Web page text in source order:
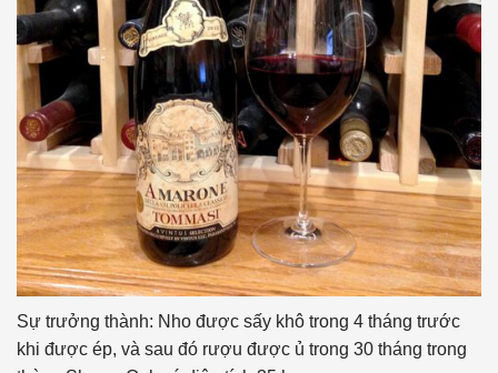
Sự trưởng thành: Nho được sấy khô trong 4 tháng trước
khi được ép, và sau đó rượu được ủ trong 30 tháng trong